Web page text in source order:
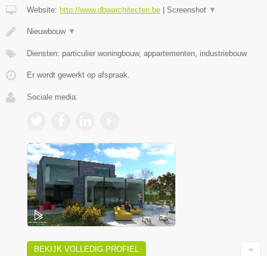
Website: http://www.dbwarchitecten.be Screenshot ▼
Nieuwbouw ▼
Diensten: particulier woningbouw, appartementen, industriebouw
Er wordt gewerkt op afspraak.
Sociale media:
BEKIJK VOLLEDIG PROFIEL